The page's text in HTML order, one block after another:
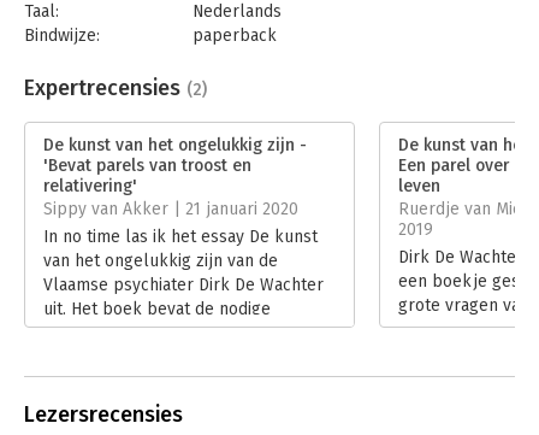
Taal:
Nederlands
Bindwijze:
paperback
Uitgever:
LannooCampus
Verschijningsdatum:
7-10-2019
Hoofdrubriek:
Expertrecensies (2)
De kunst van het ongelukkig zijn -
'Bevat parels van troost en
relativering'
Sippy van Akker | 21 januari 2020
In no time las ik het essay De kunst
van het ongelukkig zijn van de
Vlaamse psychiater Dirk De Wachter
uit. Het boek bevat de nodige
levenswijsheid, relativering en ook
Lees verder
De kunst van het
Een parel over
leven
Ruerdje van
2019
Dirk De Wachter
een boekje
grote vragen van
100 bladzijden
zin aan het
Lezersrecensies